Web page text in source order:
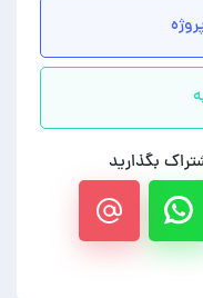
بگذارید